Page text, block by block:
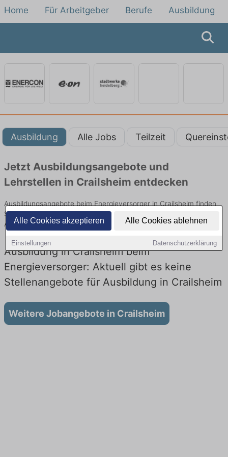
Alle Cookies akzeptieren Alle Cookies ablehnen
Einstellungen Datenschutzerklärung
Home Für Arbeitgeber Berufe Ausbildung
Ausbildung Alle Jobs Teilzeit
Jetzt Ausbildungsangebote und
Lehrstellen in Crailsheim entdecken
Ausbildungsangebote beim Energieversorger in Crailsheim finden
Sie von namhaften Firmen. Entdecken Sie freie Optionen von Top-
Arbeitgebern und bewerben Sie sich noch heute.
Ausbildung in Crailsheim beim
Energieversorger: Aktuell gibt es keine
Stellenangebote für Ausbildung in Crailsheim
Weitere Jobangebote in Crailsheim